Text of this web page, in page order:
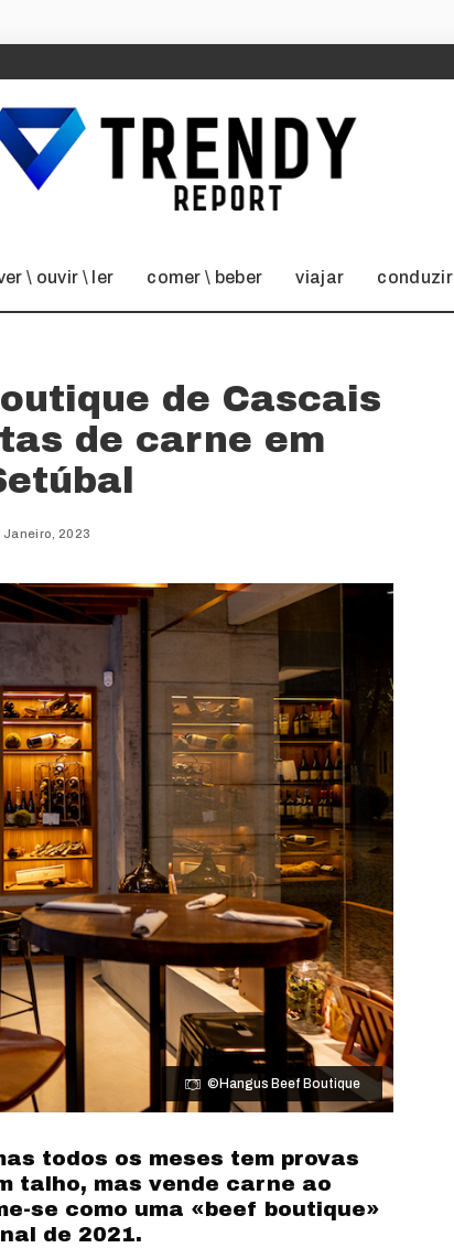
\ ouvir \ ler comer \ beber viajar conduzir
de Cascais
de carne em
Janeiro, 2023
©Hangus Beef Boutique
todos os meses tem provas
talho, mas vende carne ao
se como uma «beef boutique»
de 2021.